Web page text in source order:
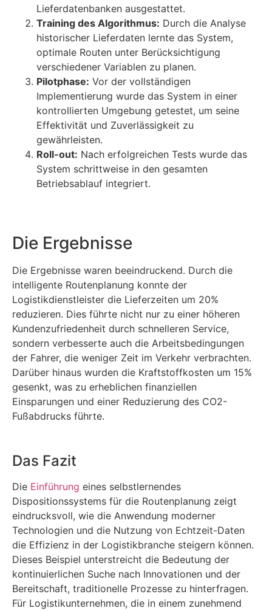
Lieferdatenbanken ausgestattet.
Training des Algorithmus: Durch die Analyse
historischer Lieferdaten lernte das System,
optimale Routen unter Berücksichtigung
verschiedener Variablen zu planen.
Pilotphase: Vor der vollständigen
Implementierung wurde das System in einer
kontrollierten Umgebung getestet, um seine
Effektivität und Zuverlässigkeit zu
gewährleisten.
Roll-out: Nach erfolgreichen Tests wurde das
System schrittweise in den gesamten
Betriebsablauf integriert.
Die Ergebnisse
Die Ergebnisse waren beeindruckend. Durch die
intelligente Routenplanung konnte der
Logistikdienstleister die Lieferzeiten um 20%
reduzieren. Dies führte nicht nur zu einer höheren
Kundenzufriedenheit durch schnelleren Service,
sondern verbesserte auch die Arbeitsbedingungen
der Fahrer, die weniger Zeit im Verkehr verbrachten.
Darüber hinaus wurden die Kraftstoffkosten um 15%
gesenkt, was zu erheblichen finanziellen
Einsparungen und einer Reduzierung des CO2-
Fußabdrucks führte.
Das Fazit
Die Einführung eines selbstlernendes
Dispositionssystems für die Routenplanung zeigt
eindrucksvoll, wie die Anwendung moderner
Technologien und die Nutzung von Echtzeit-Daten
die Effizienz in der Logistikbranche steigern können.
Dieses Beispiel unterstreicht die Bedeutung der
kontinuierlichen Suche nach Innovationen und der
Bereitschaft, traditionelle Prozesse zu hinterfragen.
Für Logistikunternehmen, die in einem zunehmend